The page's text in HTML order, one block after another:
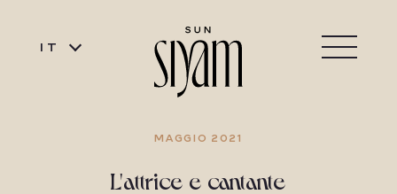
IT
MAGGIO 2021
L'attrice e cantante